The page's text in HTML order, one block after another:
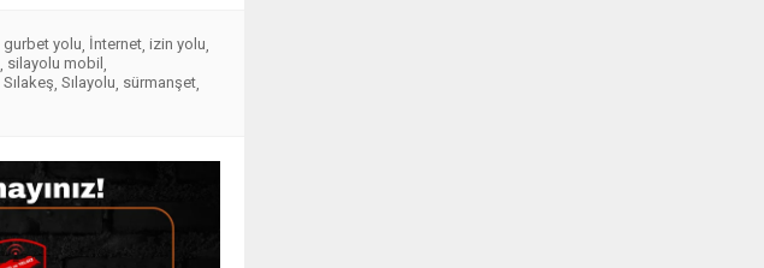
gurbet yolu İnternet izin yolu
silayolu mobil
Sılakeş Sılayolu sürmanşet